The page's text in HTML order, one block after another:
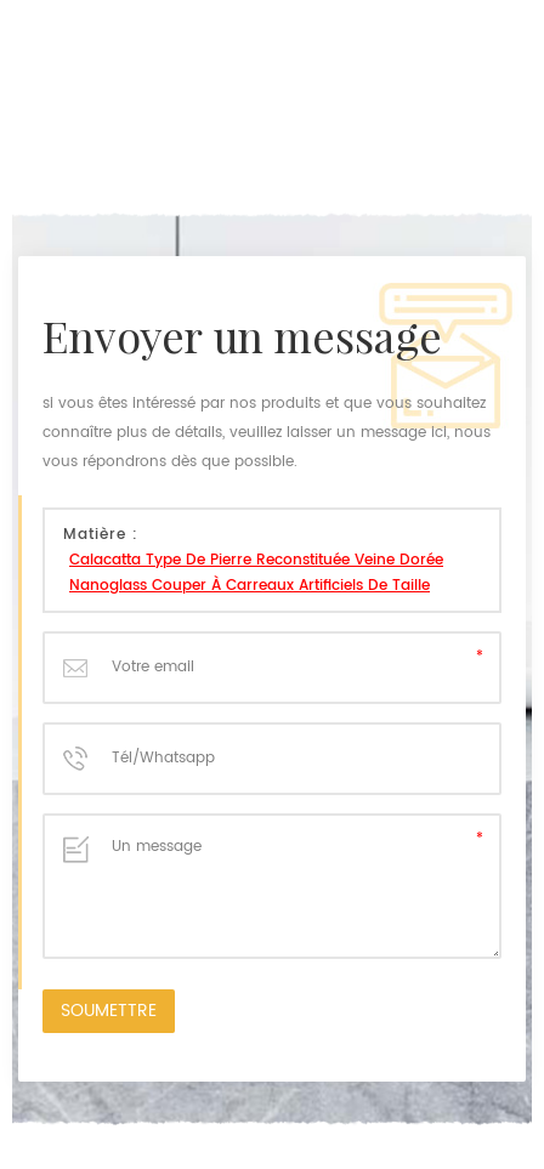
envoyer un message
si vous êtes intéressé par nos produits et que vous souhaitez
connaître plus de détails, veuillez laisser un message ici, nous
vous répondrons dès que possible.
Matière :
Calacatta Type De Pierre Reconstituée Veine Dorée
Nanoglass Couper À Carreaux Artificiels De Taille